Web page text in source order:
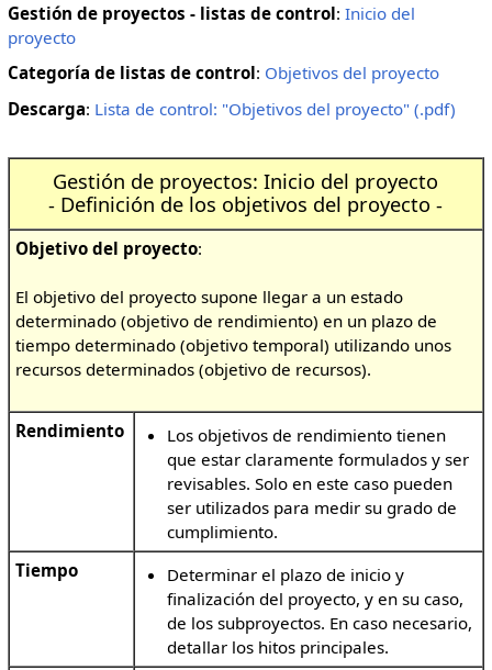
Gestión de proyectos - listas de control: Inicio del
proyecto
Categoría de listas de control: Objetivos del proyecto
Descarga: Lista de control: "Objetivos del proyecto" (.pdf)
Gestión de proyectos: Inicio del proyecto
- Definición de los objetivos del proyecto -
Objetivo del proyecto:
El objetivo del proyecto supone llegar a un estado
determinado (objetivo de rendimiento) en un plazo de
tiempo determinado (objetivo temporal) utilizando unos
recursos determinados (objetivo de recursos).
Rendimiento
Los objetivos de rendimiento tienen
que estar claramente formulados y ser
revisables. Solo en este caso pueden
ser utilizados para medir su grado de
cumplimiento.
Tiempo
Determinar el plazo de inicio y
finalización del proyecto, y en su caso,
de los subproyectos. En caso necesario,
detallar los hitos principales.